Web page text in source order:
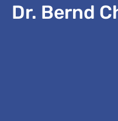
Dr. Bernd